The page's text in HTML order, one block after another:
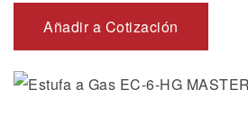
Añadir a Cotización